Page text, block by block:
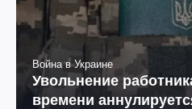
Война в Украине
Увольнение
времени